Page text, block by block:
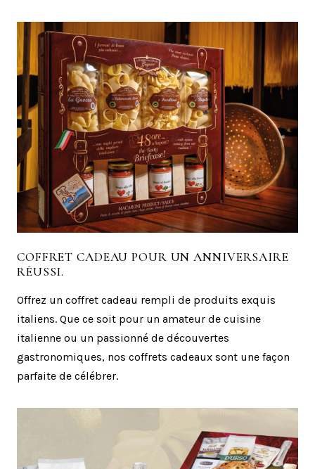
COFFRET CADEAU POUR UN ANNIVERSAIRE
RÉUSSI.
Offrez un coffret cadeau rempli de produits exquis
italiens. Que ce soit pour un amateur de cuisine
italienne ou un passionné de découvertes
gastronomiques, nos coffrets cadeaux sont une façon
parfaite de célébrer.